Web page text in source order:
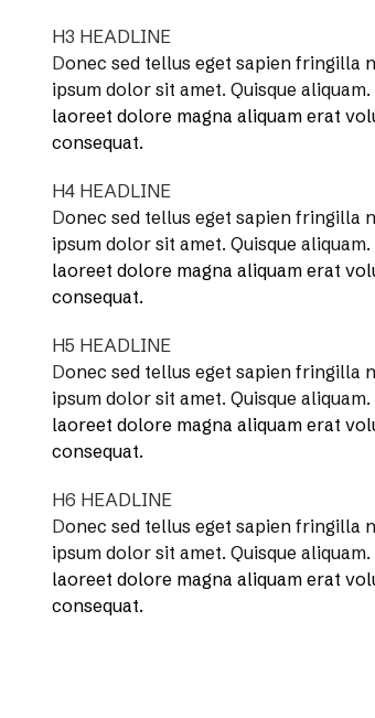
H3 HEADLINE
Donec sed tellus eget sapien fringilla
ipsum dolor sit amet. Quisque
laoreet dolore magna aliquam erat
consequat.
H4 HEADLINE
Donec sed tellus eget sapien fringilla
ipsum dolor sit amet. Quisque
laoreet dolore magna aliquam erat
consequat.
H5 HEADLINE
Donec sed tellus eget sapien fringilla
ipsum dolor sit amet. Quisque
laoreet dolore magna aliquam erat
consequat.
H6 HEADLINE
Donec sed tellus eget sapien fringilla
ipsum dolor sit amet. Quisque
laoreet dolore magna aliquam erat
consequat.